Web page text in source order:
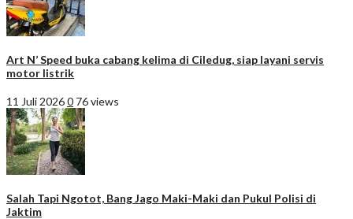
Art N’ Speed buka cabang kelima di Ciledug, siap layani servis
motor listrik
11 Juli 20260 76 views
Salah Tapi Ngotot, Bang Jago Maki-Maki dan Pukul Polisi di
Jaktim